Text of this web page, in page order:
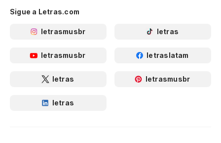
Sigue a Letras.com
letrasmusbr letras
letrasmusbr letraslatam
letras letrasmusbr
letras